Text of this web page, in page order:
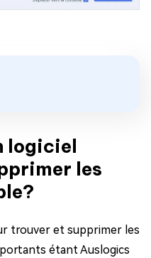
logiciel
les
trouver et supprimer les
étant Auslogics